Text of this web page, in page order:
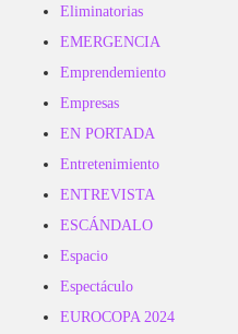
Eliminatorias
EMERGENCIA
Emprendemiento
Empresas
EN PORTADA
Entretenimiento
ENTREVISTA
ESCÁNDALO
Espacio
Espectáculo
EUROCOPA 2024